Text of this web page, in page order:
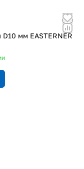
мм EASTERNER